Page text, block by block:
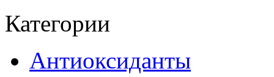
Категории
Антиоксиданты